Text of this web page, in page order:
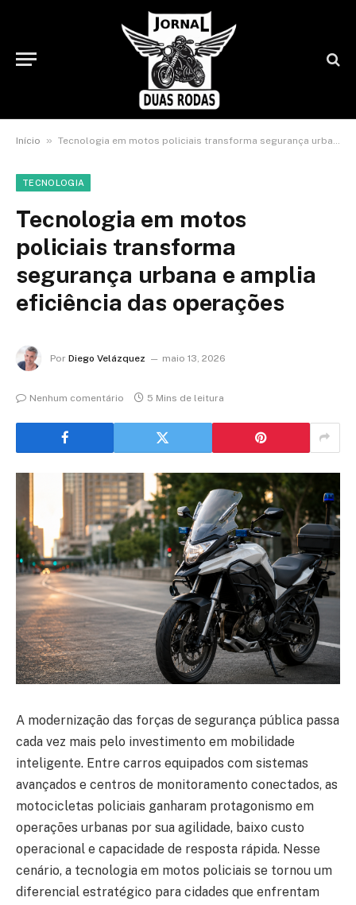
Início » Tecnologia em motos policiais transforma segurança urbana e amplia eficiência das operações
TECNOLOGIA
Tecnologia em motos
policiais transforma
segurança urbana e amplia
eficiência das operações
Por Diego Velázquez maio 13, 2026
Nenhum comentário 5 Mins de leitura
A modernização das forças de segurança pública passa
cada vez mais pelo investimento em mobilidade
inteligente. Entre carros equipados com sistemas
avançados e centros de monitoramento conectados, as
motocicletas policiais ganharam protagonismo em
operações urbanas por sua agilidade, baixo custo
operacional e capacidade de resposta rápida. Nesse
cenário, a tecnologia em motos policiais se tornou um
diferencial estratégico para cidades que enfrentam